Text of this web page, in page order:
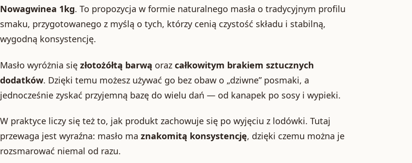
Nowagwinea 1kg. To propozycja w formie naturalnego masła o tradycyjnym profilu
smaku, przygotowanego z myślą o tych, którzy cenią czystość składu i stabilną,
wygodną konsystencję.
Masło wyróżnia się złotożółtą barwą oraz całkowitym brakiem sztucznych
dodatków. Dzięki temu możesz używać go bez obaw o „dziwne” posmaki, a
jednocześnie zyskać przyjemną bazę do wielu dań — od kanapek po sosy i wypieki.
W praktyce liczy się też to, jak produkt zachowuje się po wyjęciu z lodówki. Tutaj
przewaga jest wyraźna: masło ma znakomitą konsystencję, dzięki czemu można je
rozsmarować niemal od razu.